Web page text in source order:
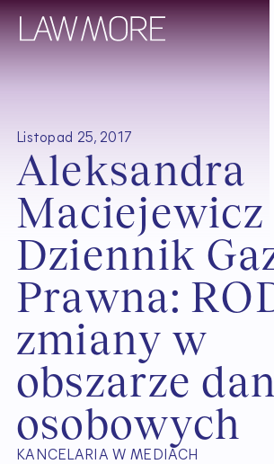
Listopad 25, 2017
Aleksandra
Maciejewicz
Dziennik Ga
Prawna: RO
zmiany w
obszarze da
osobowych
KANCELARIA W MEDIACH